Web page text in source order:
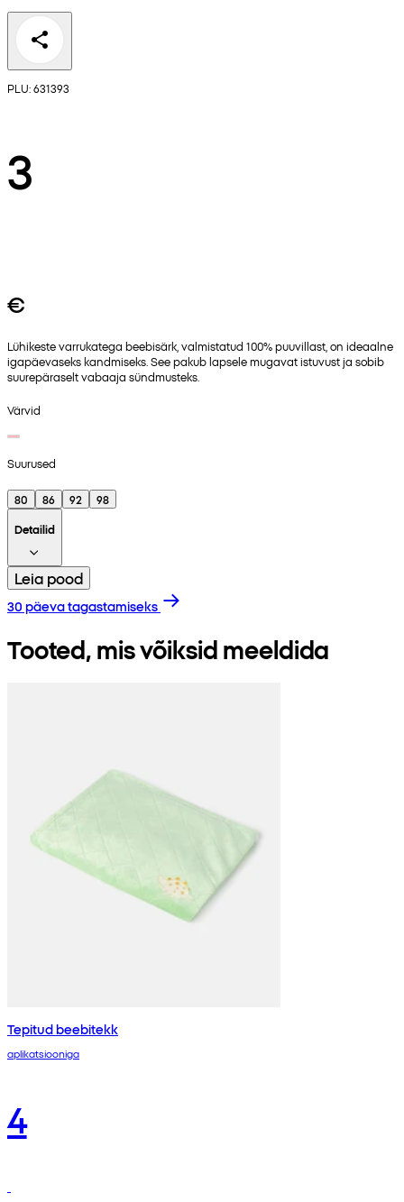
PLU: 631393
3
€
Lühikeste varrukatega beebisärk, valmistatud 100% puuvillast, on ideaalne
igapäevaseks kandmiseks. See pakub lapsele mugavat istuvust ja sobib
suurepäraselt vabaaja sündmusteks.
Värvid
Suurused
80 86 92
98
Detailid
Leia pood
30 päeva tagastamiseks
Tooted, mis võiksid meeldida
Tepitud beebitekk
aplikatsiooniga
4